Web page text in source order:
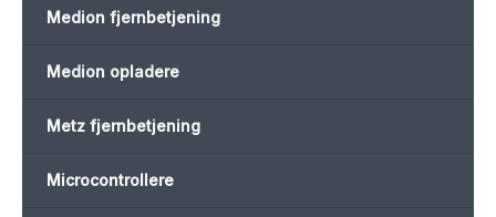
Medion fjernbetjening
Medion opladere
Metz fjernbetjening
Microcontrollere